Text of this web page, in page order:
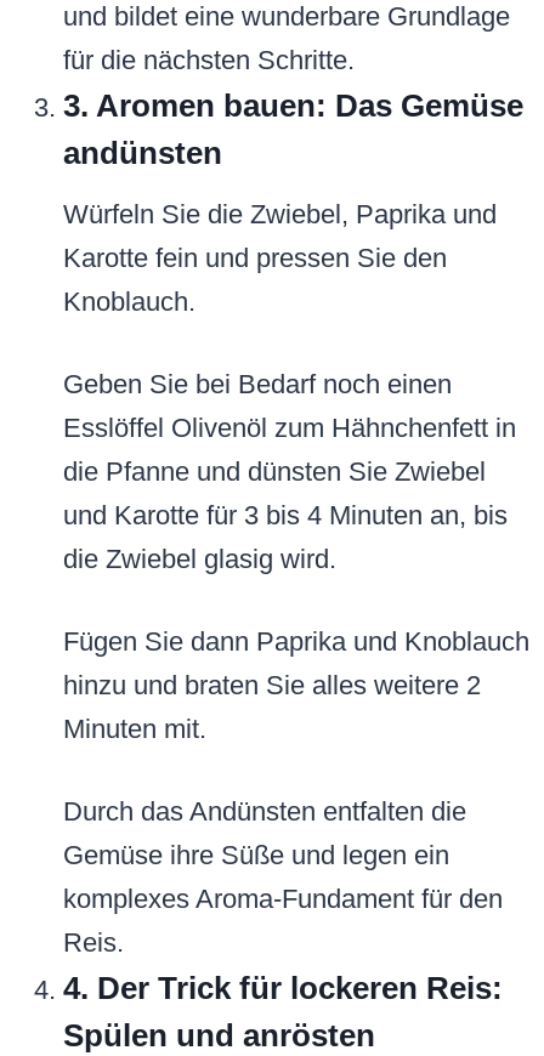
und bildet eine wunderbare Grundlage
für die nächsten Schritte.
3. Aromen bauen: Das Gemüse
andünsten
Würfeln Sie die Zwiebel, Paprika und
Karotte fein und pressen Sie den
Knoblauch.
Geben Sie bei Bedarf noch einen
Esslöffel Olivenöl zum Hähnchenfett in
die Pfanne und dünsten Sie Zwiebel
und Karotte für 3 bis 4 Minuten an, bis
die Zwiebel glasig wird.
Fügen Sie dann Paprika und Knoblauch
hinzu und braten Sie alles weitere 2
Minuten mit.
Durch das Andünsten entfalten die
Gemüse ihre Süße und legen ein
komplexes Aroma-Fundament für den
Reis.
4. Der Trick für lockeren Reis:
Spülen und anrösten